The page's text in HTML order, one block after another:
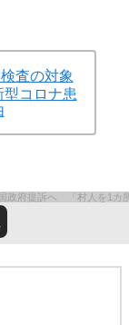
査の対象
コロナ患
政府提訴へ 「村人を1